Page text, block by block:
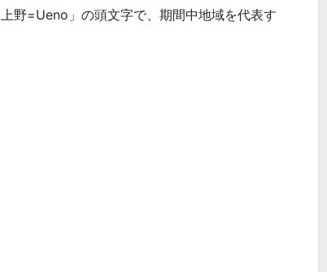
野=Ueno」の頭文字で、期間中地域を代表す